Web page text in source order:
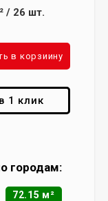
/ 26 шт.
в корзиину
1 клик
городам:
72.15 м²